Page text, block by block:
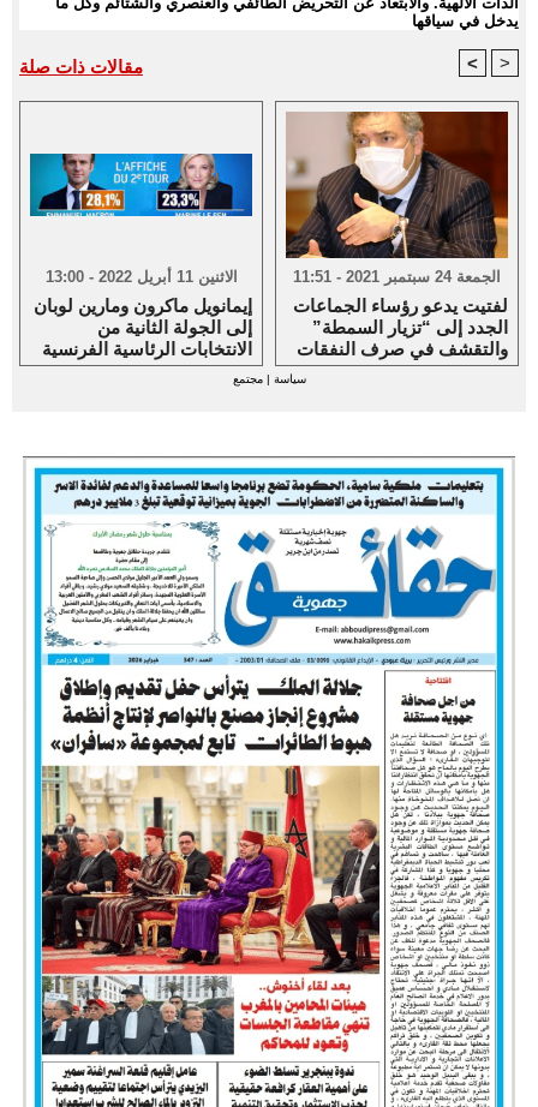
يدخل في سياقها
مقالات ذات صلة < >
الاثنين 11 أبريل 2022 - 13:00
إيمانويل ماكرون ومارين لوبان
إلى الجولة الثانية من
الانتخابات الرئاسية الفرنسية
الجمعة 24 سبتمبر 2021 - 11:51
لفتيت يدعو رؤساء الجماعات
الجدد إلى “تزيار السمطة”
والتقشف في صرف النفقات
سياسة |مجتمع